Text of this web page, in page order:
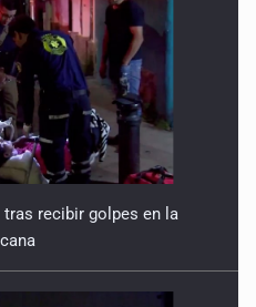
recibir golpes en la